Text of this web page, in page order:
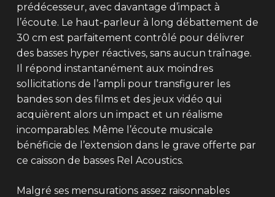
prédécesseur, avec davantage d’impact à
l’écoute. Le haut-parleur à long débattement de
30 cm est parfaitement contrôlé pour délivrer
des basses hyper réactives, sans aucun traînage.
Il répond instantanément aux moindres
sollicitations de l’ampli pour transfigurer les
bandes son des films et des jeux vidéo qui
acquièrent alors un impact et un réalisme
incomparables. Même l’écoute musicale
bénéficie de l’extension dans le grave offerte par
ce caisson de basses Rel Acoustics.
Malgré ses mensurations assez raisonnables